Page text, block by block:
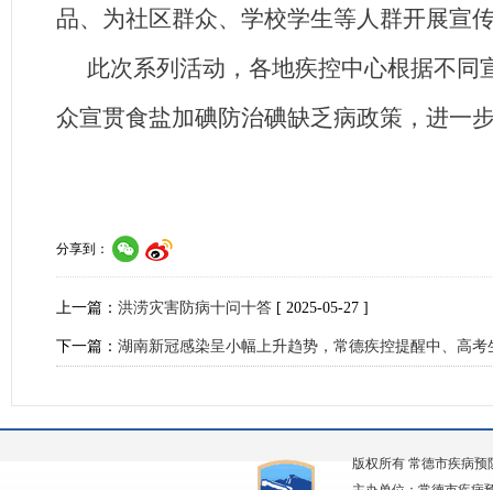
品、为社区群众、学校学生等人群开展宣
此次系列活动，各地疾控中心根据不
众宣贯食盐加碘防治碘缺乏病政策，进一
分享到：
上一篇： 洪涝灾害防病十问十答 [ 2025-05-27 ]
下一篇： 湖南新冠感染呈小幅上升趋势，常德疾控提醒中、高考
版权所有 常德市疾病